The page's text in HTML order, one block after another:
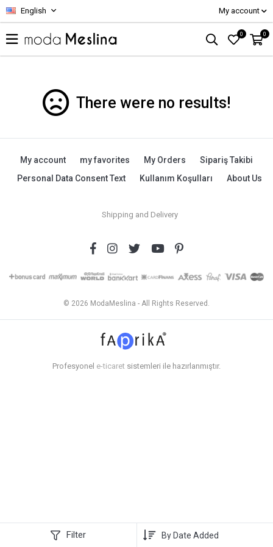
English My account
0 0
Filter
There were no results!
My account my favorites My Orders
Sipariş Takibi
Personal Data Consent Text
Kullanım Koşulları About Us
Shipping and Delivery
© 2026 ModaMeslina - All Rights Reserved.
Profesyonel e-ticaret sistemleri ile hazırlanmıştır.